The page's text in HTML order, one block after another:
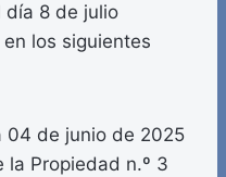
día 8 de julio
los siguientes
de junio de 2025
la Propiedad n.º 3